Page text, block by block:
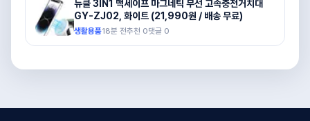
뉴클 3IN1 맥세이프 마그네틱 무선 고속충전거치대
GY-ZJ02, 화이트 (21,990원 / 배송 무료)
생활용품18분 전추천 0댓글 0